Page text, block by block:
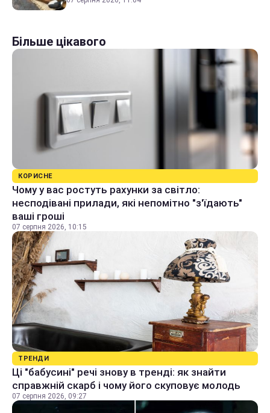
Більше цікавого
КОРИСНЕ
Чому у вас ростуть рахунки за світло:
несподівані прилади, які непомітно "з'їдають"
ваші гроші
07 серпня 2026, 10:15
ТРЕНДИ
Ці "бабусині" речі знову в тренді: як знайти
справжній скарб і чому його скуповує молодь
07 серпня 2026, 09:27